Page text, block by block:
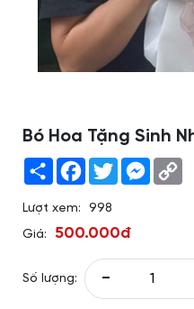
Bó Hoa Tặng Sinh
Share Facebook
Twitter
Lượt xem:
998
Giá:
500.000đ
Số lượng: -